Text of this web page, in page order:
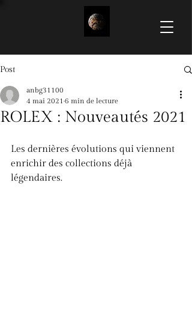
Post
ROLEX : Nouveautés 2021
anbg31100
4 mai 2021 6 min de lecture
Les dernières évolutions qui viennent
enrichir des collections déjà
légendaires.